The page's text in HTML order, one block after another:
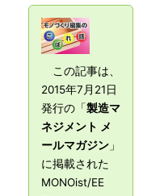
この記事は、
2015年7月21日
発行の「製造マ
ネジメント メ
ールマガジン 」
に掲載された
MONOist/EE